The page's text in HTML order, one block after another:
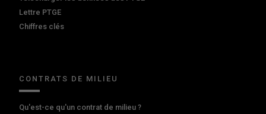
Lettre PTGE
Chiffres clés
CONTRATS DE MILIEU
Qu'est-ce qu'un contrat de milieu ?